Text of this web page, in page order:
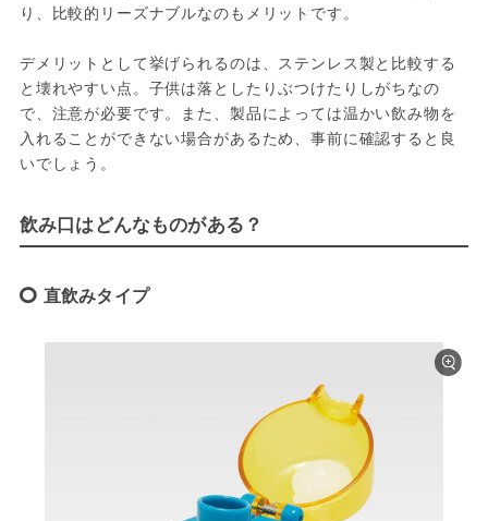
り、比較的リーズナブルなのもメリットです。
デメリットとして挙げられるのは、ステンレス製と比較する
と壊れやすい点。子供は落としたりぶつけたりしがちなの
で、注意が必要です。また、製品によっては温かい飲み物を
入れることができない場合があるため、事前に確認すると良
いでしょう。
飲み口はどんなものがある？
直飲みタイプ